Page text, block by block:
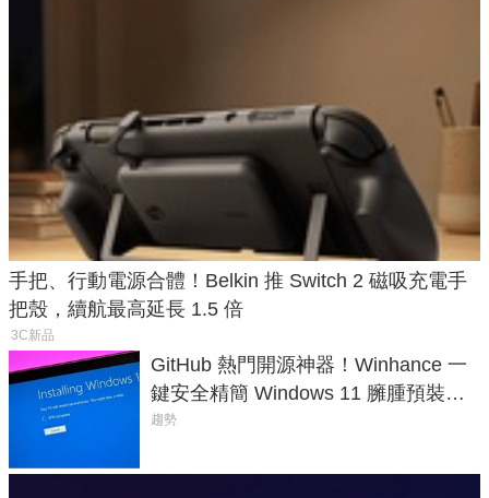
手把、行動電源合體！Belkin 推 Switch 2 磁吸充電手
把殼，續航最高延長 1.5 倍
3C新品
GitHub 熱門開源神器！Winhance 一
鍵安全精簡 Windows 11 臃腫預裝軟
體與後台追蹤
趨勢